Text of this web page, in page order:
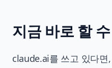
지금 바로 할
claude.ai를 쓰고 있다면